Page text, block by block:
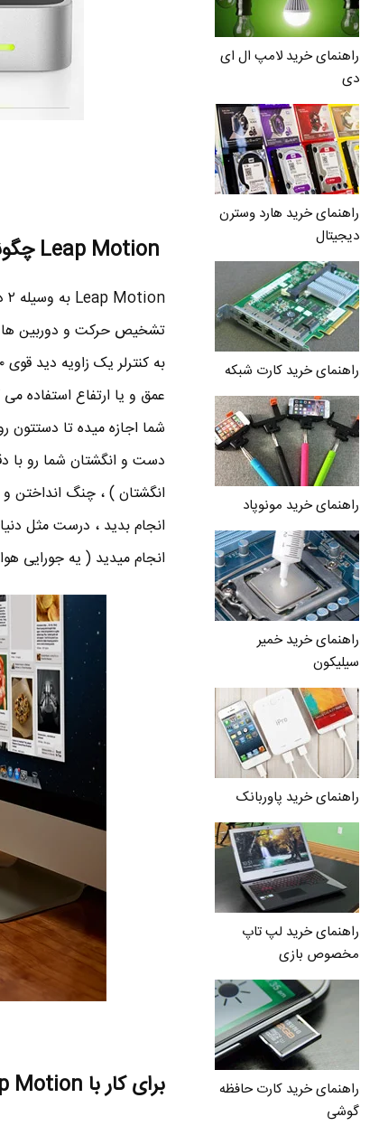
راهنمای خرید لامپ ال ای
دی
راهنمای خرید هارد وسترن
دیجیتال
راهنمای خرید کارت شبکه
راهنمای خرید مونوپاد
راهنمای خرید خمیر
سیلیکون
راهنمای خرید پاوربانک
راهنمای خرید لپ تاپ
مخصوص بازی
راهنمای خرید کارت حافظه
گوشی
دست و انگشتان شما رو با
انگشتان ) ، چنگ انداختن
انجام میدید ( یه جورایی
برای کار با Leap Motion به چه چیزی نیاز است ؟